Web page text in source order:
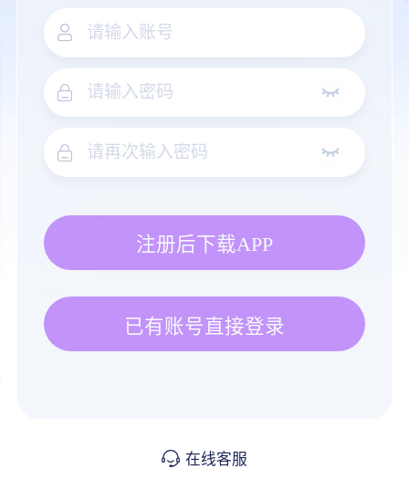
注册后下载APP
已有账号直接登录
在线客服